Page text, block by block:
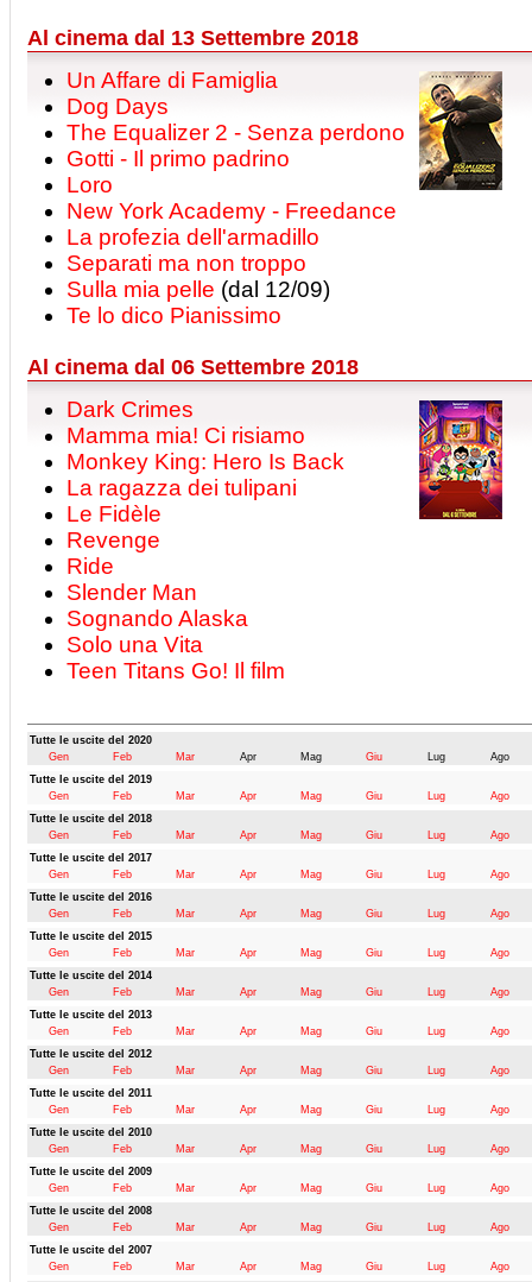
Al cinema dal 13 Settembre 2018
Un Affare di Famiglia
Dog Days
The Equalizer 2 - Senza perdono
Gotti - Il primo padrino
Loro
New York Academy - Freedance
La profezia dell'armadillo
Separati ma non troppo
Sulla mia pelle (dal 12/09)
Te lo dico Pianissimo
Al cinema dal 06 Settembre 2018
Dark Crimes
Mamma mia! Ci risiamo
Monkey King: Hero Is Back
La ragazza dei tulipani
Le Fidèle
Revenge
Ride
Slender Man
Sognando Alaska
Solo una Vita
Teen Titans Go! Il film
Tutte le uscite del 2020
Gen
Feb Mar Apr Mag Giu Lug
Ago
Tutte le uscite del 2019
Gen
Feb Mar Apr Mag Giu Lug
Ago
Tutte le uscite del 2018
Gen
Feb Mar Apr Mag Giu Lug
Ago
Tutte le uscite del 2017
Gen
Feb Mar Apr Mag Giu Lug
Ago
Tutte le uscite del 2016
Gen
Feb Mar Apr Mag Giu Lug
Ago
Tutte le uscite del 2015
Gen
Feb Mar Apr Mag Giu Lug
Ago
Tutte le uscite del 2014
Gen
Feb Mar Apr Mag Giu Lug
Ago
Tutte le uscite del 2013
Gen
Feb Mar Apr Mag Giu Lug
Ago
Tutte le uscite del 2012
Gen
Feb Mar Apr Mag Giu Lug
Ago
Tutte le uscite del 2011
Gen
Feb Mar Apr Mag Giu Lug
Ago
Tutte le uscite del 2010
Gen
Feb Mar Apr Mag Giu Lug
Ago
Tutte le uscite del 2009
Gen
Feb Mar Apr Mag Giu Lug
Ago
Tutte le uscite del 2008
Gen
Feb Mar Apr Mag Giu Lug
Ago
Tutte le uscite del 2007
Gen
Feb Mar Apr Mag Giu Lug
Ago